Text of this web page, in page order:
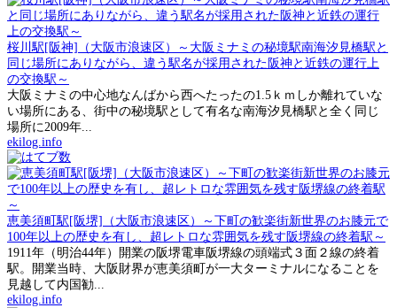
桜川駅[阪神]（大阪市浪速区）～大阪ミナミの秘境駅南海汐見橋駅と
同じ場所にありながら、違う駅名が採用された阪神と近鉄の運行上
の交換駅～
大阪ミナミの中心地なんばから西へたったの1.5ｋｍしか離れていな
い場所にある、街中の秘境駅として有名な南海汐見橋駅と全く同じ
場所に2009年...
ekilog.info
恵美須町駅[阪堺]（大阪市浪速区）～下町の歓楽街新世界のお膝元で
100年以上の歴史を有し、超レトロな雰囲気を残す阪堺線の終着駅～
1911年（明治44年）開業の阪堺電車阪堺線の頭端式３面２線の終着
駅。開業当時、大阪財界が恵美須町が一大ターミナルになることを
見越して内国勧...
ekilog.info